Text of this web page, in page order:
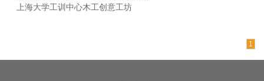
上海大学工训中心木工创意工坊
1